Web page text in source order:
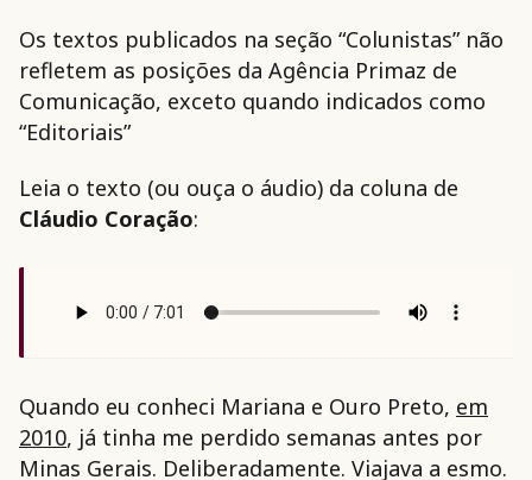
Os textos publicados na seção “Colunistas” não
refletem as posições da Agência Primaz de
Comunicação, exceto quando indicados como
“Editoriais”
Leia o texto (ou ouça o áudio) da coluna de
Cláudio Coração:
Quando eu conheci Mariana e Ouro Preto, em
2010, já tinha me perdido semanas antes por
Minas Gerais. Deliberadamente. Viajava a esmo.